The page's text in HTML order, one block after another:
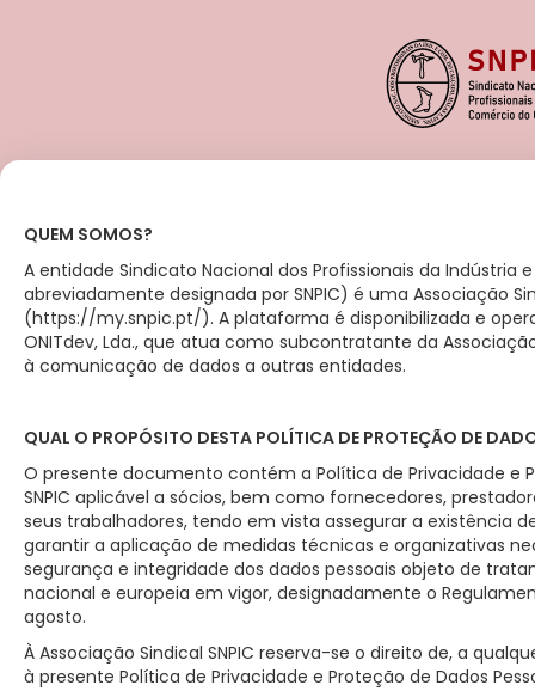
QUEM SOMOS?
A entidade Sindicato Nacional dos Profissionais da
abreviadamente designada por SNPIC) é uma Associação
(https://my.snpic.pt/). A plataforma é disponibilizada e
ONITdev, Lda., que atua como subcontratante da
à comunicação de dados a outras entidades.
QUAL O PROPÓSITO DESTA POLÍTICA DE PROTEÇÃO DE
O presente documento contém a Política de Privacidade e
SNPIC aplicável a sócios, bem como fornecedores,
seus trabalhadores, tendo em vista assegurar a existência
garantir a aplicação de medidas técnicas e organizativas
segurança e integridade dos dados pessoais objeto de
nacional e europeia em vigor, designadamente o
agosto.
À Associação Sindical SNPIC reserva-se o direito de, a
à presente Política de Privacidade e Proteção de Dados